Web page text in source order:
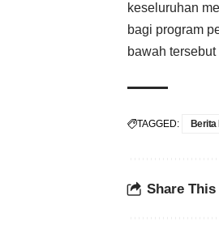
keseluruhan
bagi program
bawah
TAGGED: Berita
Share